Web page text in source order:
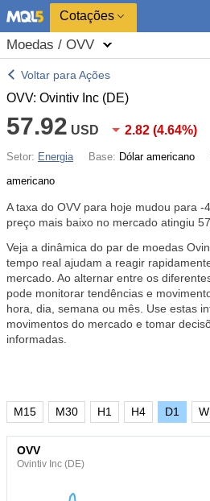
Cotações
Moedas / OVV
Voltar para Ações
OVV: Ovintiv Inc (DE)
57.92 USD 2.82 (4.64%)
Setor: Energia Base: Dólar americano
americano
A taxa do OVV para hoje mudou para -
preço mais baixo no mercado atingiu
Veja a dinâmica do par de moedas
tempo real ajudam a reagir
mercado. Ao alternar entre os
pode monitorar tendências e
hora, dia, semana ou mês. Use estas
movimentos do mercado e tomar
informadas.
M15 M30 H1 H4 D1
OVV
Ovintiv Inc (DE)